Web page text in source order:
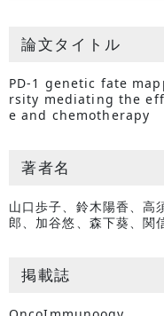
論文タイトル
PD-1 genetic fate
rsity mediating the
e and chemotherapy
著者名
山口歩子、鈴木陽香、高
郎、加谷悠、森下葵、関
掲載誌